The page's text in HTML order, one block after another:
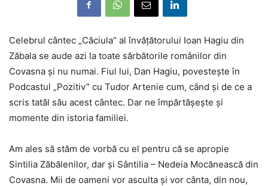
Celebrul cântec „Căciula” al învățătorului Ioan Hagiu din
Zăbala se aude azi la toate sărbătorile românilor din
Covasna și nu numai. Fiul lui, Dan Hagiu, povestește în
Podcastul „Pozitiv” cu Tudor Artenie cum, când și de ce a
scris tatăl său acest cântec. Dar ne împărtășește și
momente din istoria familiei.
Am ales să stăm de vorbă cu el pentru că se apropie
Sintilia Zăbălenilor, dar și Sântilia – Nedeia Mocănească din
Covasna. Mii de oameni vor asculta și vor cânta, din nou,